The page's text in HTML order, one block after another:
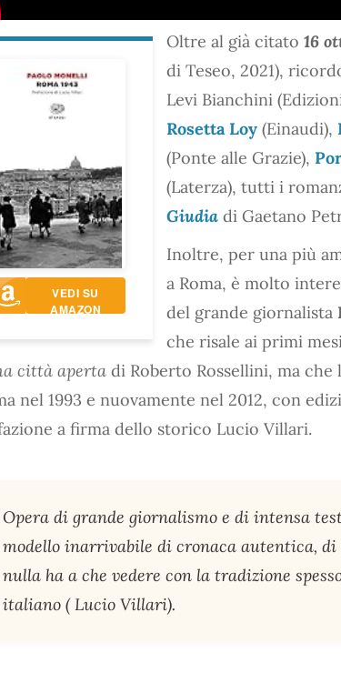
VEDI SU
AMAZON
Oltre al già citato 16
di Teseo, 2021),
Levi Bianchini
Rosetta Loy (Einaudi),
(Ponte alle Grazie),
(Laterza), tutti i
Giudia di Gaetano
Inoltre, per una più
a Roma, è molto
del grande giornalista
che risale ai primi
città aperta di Roberto Rossellini, ma che
nel 1993 e nuovamente nel 2012, con
a firma dello storico Lucio Villari.
Opera di grande giornalismo e di intensa
modello inarrivabile di cronaca autentica, di
nulla ha a che vedere con la tradizione
italiano ( Lucio Villari).